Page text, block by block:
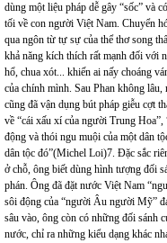
dùng một liệu pháp dễ gây “sốc” và
tối về con người Việt Nam. Chuyển
qua ngôn từ tự sự của thể thơ song
khả năng kích thích rất mạnh đối với
hổ, chua xót... khiến ai nấy choáng
của chính mình. Sau Phan không
cũng đã vận dụng bút pháp giễu cợt
về “cái xấu xí của người Trung
động và thói ngu muội của một dân
dân tộc đó”(Michel Loi)7. Đặc sắc
ở chỗ, ông biết dùng hình tượng đối
phán. Ông đã đặt nước Việt Nam
sôi động của “người Âu người Mỹ”
sâu vào, ông còn có những đối sánh
nước, chỉ ra những kiểu dạng khác